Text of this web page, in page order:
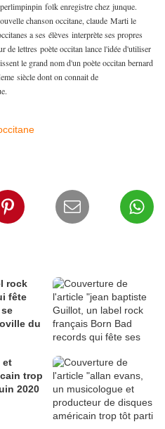
folk enregistre chez junque.
chanson occitane, claude Marti le
a ses élèves interprète ses propres
de lettres poète occitan lance l'idée d'utiliser
le grand nom d'un poète occitan bernard
siècle dont on connait de
rock
fête
du
et
trop
2020